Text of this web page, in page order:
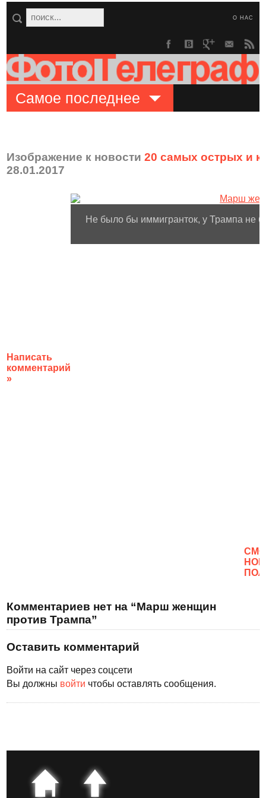
О НАС
Самое последнее
Изображение к новости20 самых острых и
28.01.2017
Написать
комментарий
»
Не было бы иммигранток, у Трампа не
Комментариев нет на “Марш женщин
против Трампа”
Оставить комментарий
Войти на сайт через соцсети
Вы должны войти чтобы оставлять сообщения.